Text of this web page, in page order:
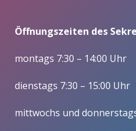
Öffnungszeiten des
montags 7:30 – 14:00 Uhr
dienstags 7:30 – 15:00 Uhr
mittwochs und